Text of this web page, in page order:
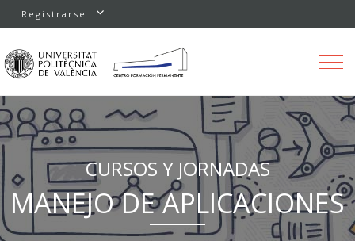
Registrarse
Toggle
CURSOS Y JORNADAS
MANEJO DE APLICACIONES